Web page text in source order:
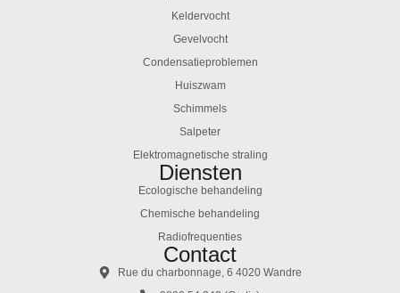
Keldervocht
Gevelvocht
Condensatieproblemen
Huiszwam
Schimmels
Salpeter
Elektromagnetische straling
Diensten
Ecologische behandeling
Chemische behandeling
Radiofrequenties
Contact
Rue du charbonnage, 6 4020 Wandre